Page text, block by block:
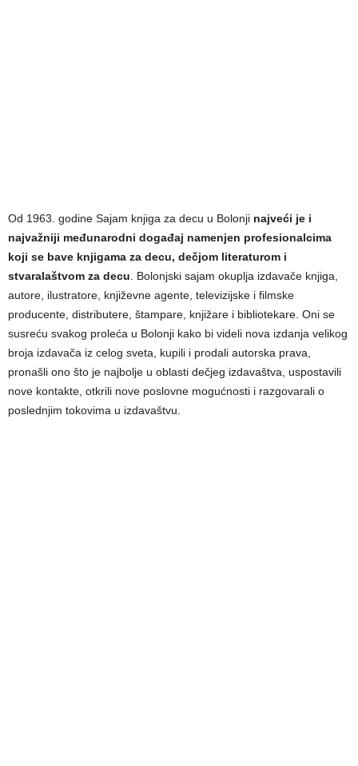
Od 1963. godine Sajam knjiga za decu u Bolonji najveći je i
najvažniji međunarodni događaj namenjen profesionalcima
koji se bave knjigama za decu, dečjom literaturom i
stvaralaštvom za decu . Bolonjski sajam okuplja izdavače knjiga,
autore, ilustratore, književne agente, televizijske i filmske
producente, distributere, štampare, knjižare i bibliotekare. Oni se
susreću svakog proleća u Bolonji kako bi videli nova izdanja velikog
broja izdavača iz celog sveta, kupili i prodali autorska prava,
pronašli ono što je najbolje u oblasti dečjeg izdavaštva, uspostavili
nove kontakte, otkrili nove poslovne mogućnosti i razgovarali o
poslednjim tokovima u izdavaštvu.